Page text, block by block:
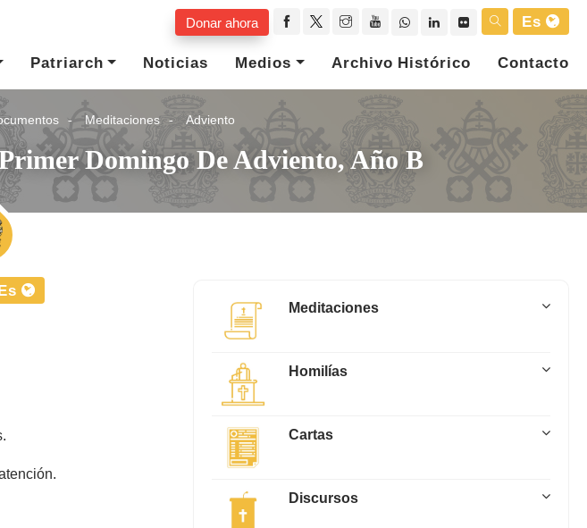
Donar ahora
Es
Patriarch Noticias Medios Archivo Histórico Contacto
Meditaciones Adviento
Domingo De Adviento, Año B
Meditaciones
Homilías
Cartas
Discursos